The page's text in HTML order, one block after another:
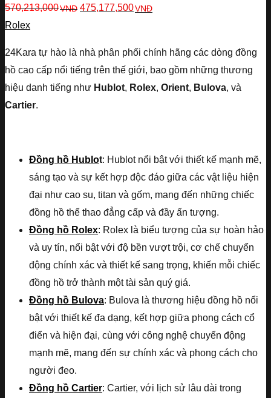
570,213,000VNĐ 475,177,500VNĐ
Rolex
24Kara tự hào là nhà phân phối chính hãng các dòng đồng
hồ cao cấp nổi tiếng trên thế giới, bao gồm những thương
hiệu danh tiếng như Hublot, Rolex, Orient, Bulova, và
Cartier.
Đồng hồ Hublot: Hublot nổi bật với thiết kế mạnh mẽ,
sáng tạo và sự kết hợp độc đáo giữa các vật liệu hiện
đại như cao su, titan và gốm, mang đến những chiếc
đồng hồ thể thao đẳng cấp và đầy ấn tượng.
Đồng hồ Rolex: Rolex là biểu tượng của sự hoàn hảo
và uy tín, nổi bật với độ bền vượt trội, cơ chế chuyển
động chính xác và thiết kế sang trọng, khiến mỗi chiếc
đồng hồ trở thành một tài sản quý giá.
Đồng hồ Bulova: Bulova là thương hiệu đồng hồ nổi
bật với thiết kế đa dạng, kết hợp giữa phong cách cổ
điển và hiện đại, cùng với công nghệ chuyển động
mạnh mẽ, mang đến sự chính xác và phong cách cho
người đeo.
Đồng hồ Cartier: Cartier, với lịch sử lâu dài trong